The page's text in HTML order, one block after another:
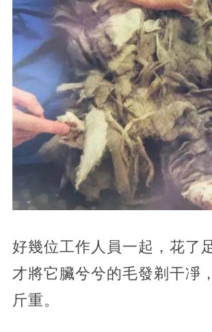
好幾位工作人員一起，花了
才將它臟兮兮的毛發剃干凈
斤重。